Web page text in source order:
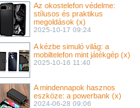
Az okostelefon védelme:
stílusos és praktikus
megoldások (x)
2025-10-17 09:24
A kézbe simuló világ: a
mobiltelefon mint játékgép (x)
2025-10-16 11:40
A mindennapok hasznos
eszköze: a powerbank (x)
2024-06-28 09:06